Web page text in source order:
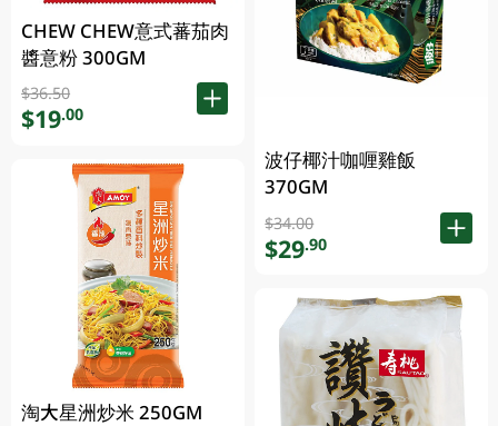
CHEW CHEW意式蕃茄肉
醬意粉 300GM
$36.50
$19.00
淘大星洲炒米 250GM
波仔椰汁咖喱雞飯
370GM
$34.00
$29.90